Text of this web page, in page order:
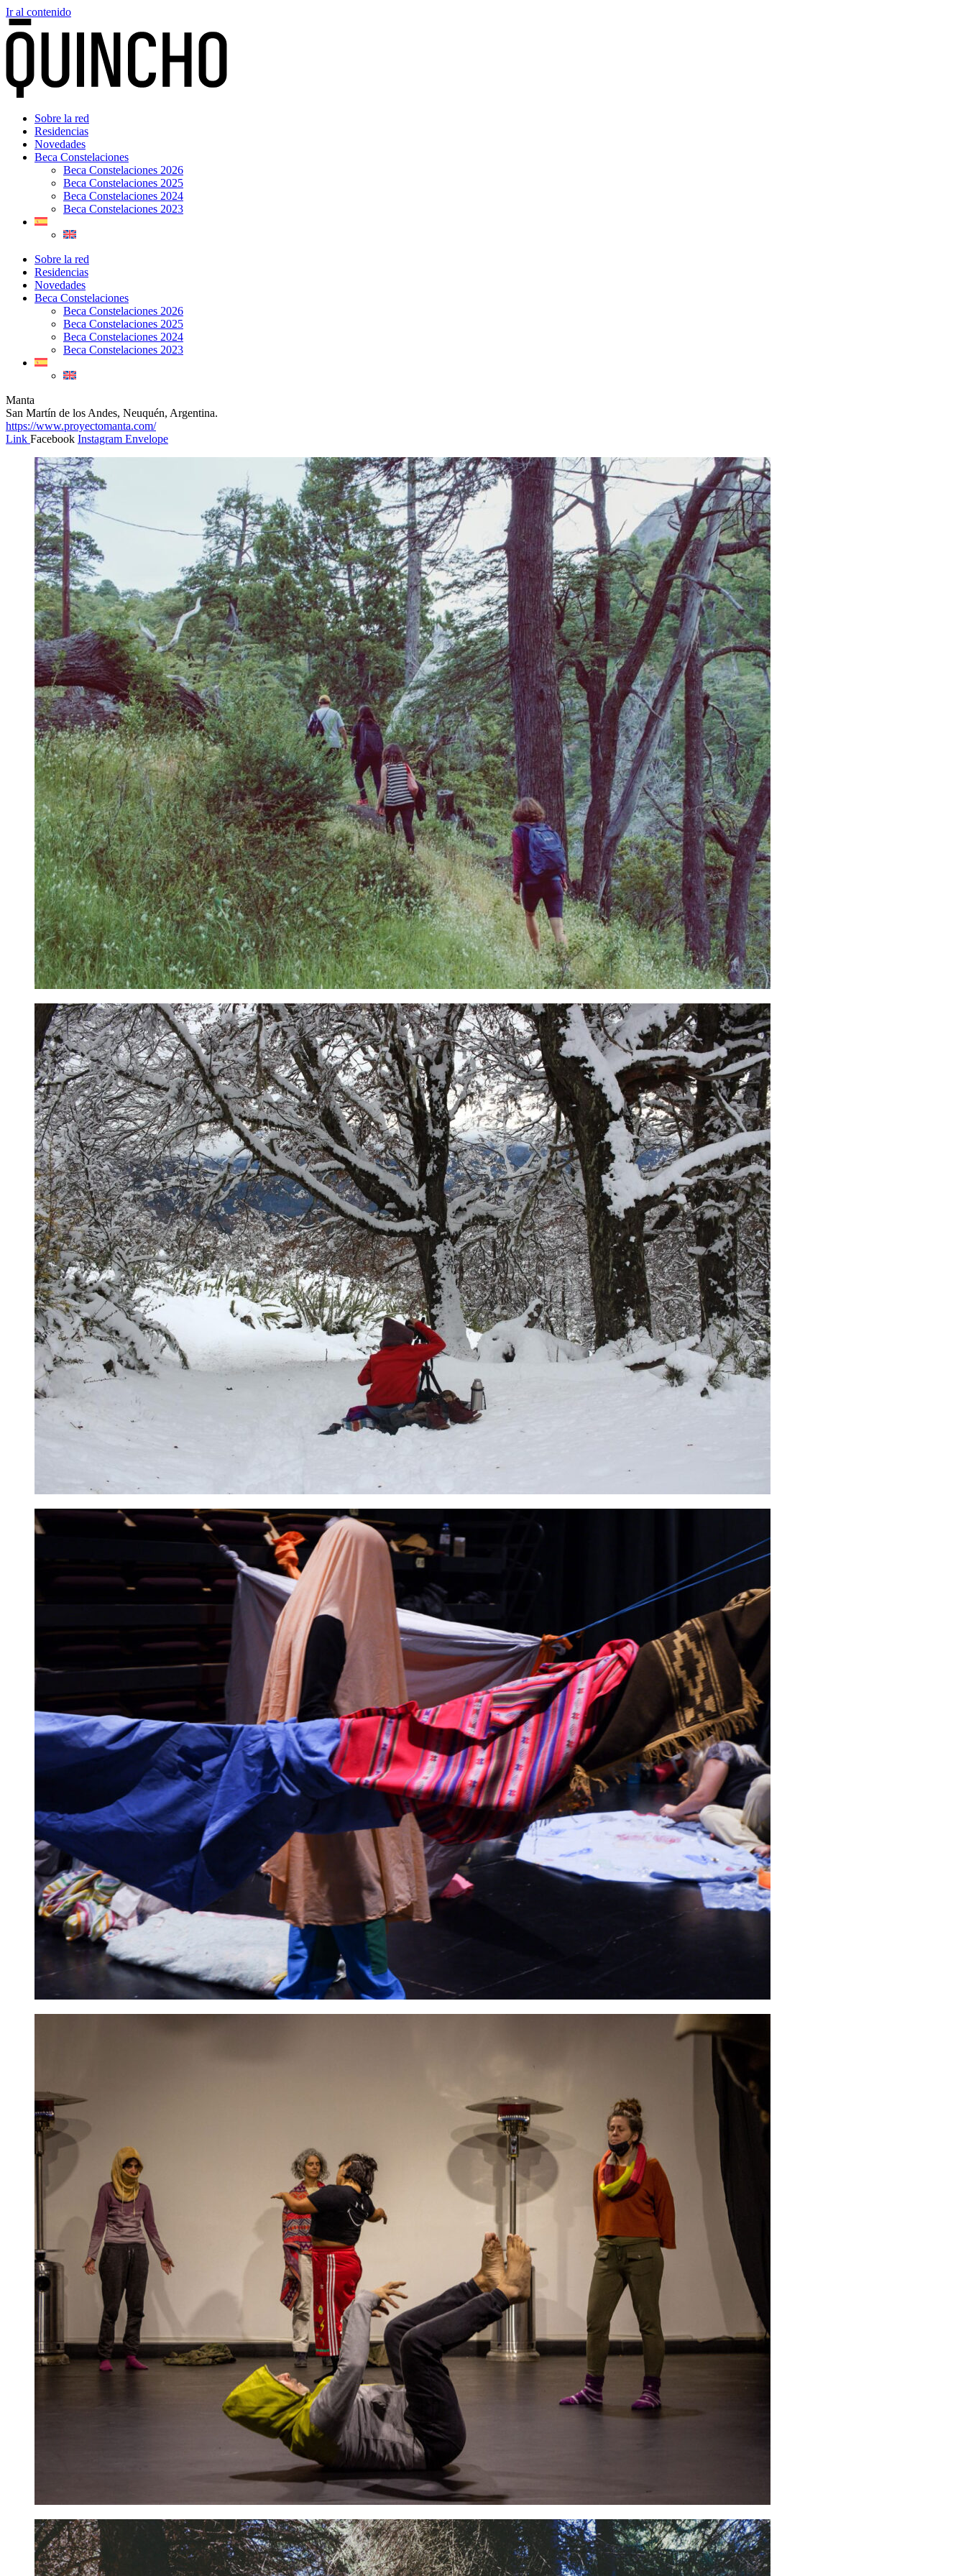
Ir al contenido
Sobre la red
Residencias
Novedades
Beca Constelaciones
Beca Constelaciones 2026
Beca Constelaciones 2025
Beca Constelaciones 2024
Beca Constelaciones 2023
Sobre la red
Residencias
Novedades
Beca Constelaciones
Beca Constelaciones 2026
Beca Constelaciones 2025
Beca Constelaciones 2024
Beca Constelaciones 2023
Manta
San Martín de los Andes, Neuquén, Argentina.
https://www.proyectomanta.com/
Link Facebook Instagram Envelope